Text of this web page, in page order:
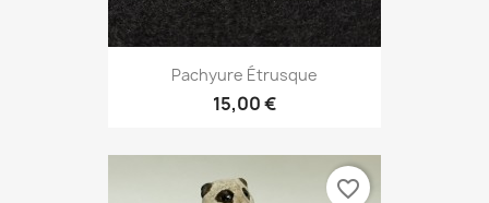
Pachyure Étrusque
15,00 €
favorite_border